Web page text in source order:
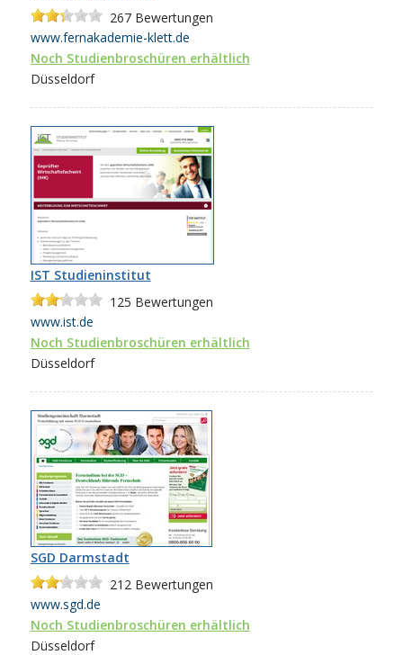
267Bewertungen
www.fernakademie-klett.de
Noch Studienbroschüren erhältlich
Düsseldorf
IST Studieninstitut
125 Bewertungen
www.ist.de
Noch Studienbroschüren erhältlich
Düsseldorf
SGD Darmstadt
212Bewertungen
www.sgd.de
Noch Studienbroschüren erhältlich
Düsseldorf